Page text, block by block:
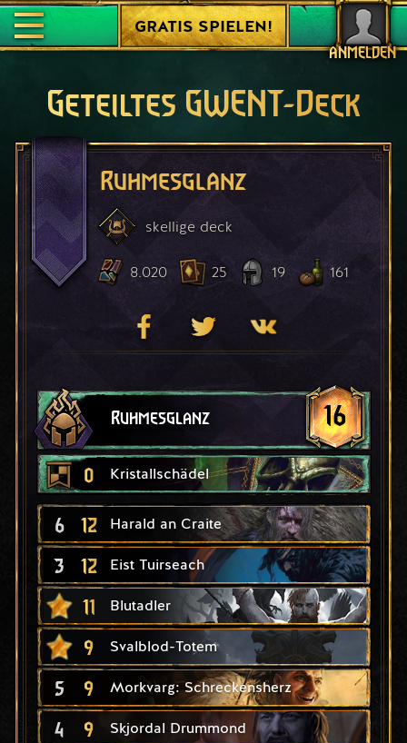
ANMELDEN
GRATIS SPIELEN!
Geteiltes GWENT-Deck
Ruhmesglanz
skellige deck
8.020 25 19 161
Ruhmesglanz 16
0 Kristallschädel
6 12 Harald an Craite
3 12 Eist Tuirseach
11 Blutadler
9 Svalblod-Totem
5 9 Morkvarg: Schreckensherz
4 9 Skjordal Drummond